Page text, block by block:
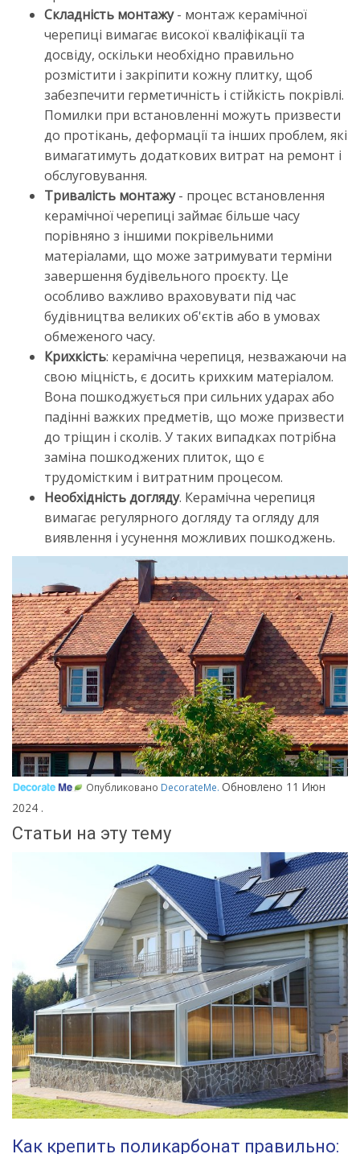
Складність монтажу- монтаж керамічної
черепиці вимагає високої кваліфікації та
досвіду, оскільки необхідно правильно
розмістити і закріпити кожну плитку, щоб
забезпечити герметичність і стійкість покрівлі.
Помилки при встановленні можуть призвести
до протікань, деформації та інших проблем, які
вимагатимуть додаткових витрат на ремонт і
обслуговування.
Тривалість монтажу- процес встановлення
керамічної черепиці займає більше часу
порівняно з іншими покрівельними
матеріалами, що може затримувати терміни
завершення будівельного проєкту. Це
особливо важливо враховувати під час
будівництва великих об'єктів або в умовах
обмеженого часу.
Крихкість: керамічна черепиця, незважаючи на
свою міцність, є досить крихким матеріалом.
Вона пошкоджується при сильних ударах або
падінні важких предметів, що може призвести
до тріщин і сколів. У таких випадках потрібна
заміна пошкоджених плиток, що є
трудомістким і витратним процесом.
Необхідність догляду. Керамічна черепиця
вимагає регулярного догляду та огляду для
виявлення і усунення можливих пошкоджень.
Опубликовано DecorateMe. Обновлено 11 Июн
2024 .
Статьи на эту тему
Как крепить поликарбонат правильно: